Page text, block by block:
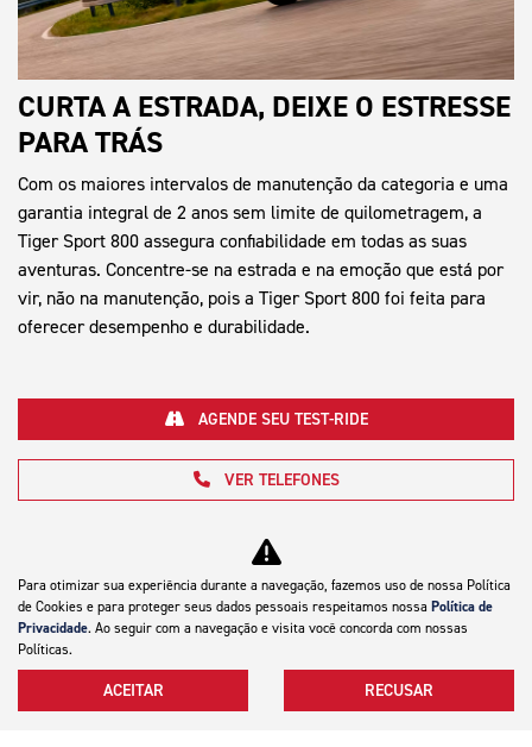
CURTA A ESTRADA, DEIXE O ESTRESSE
PARA TRÁS
Com os maiores intervalos de manutenção da categoria e uma
garantia integral de 2 anos sem limite de quilometragem, a
Tiger Sport 800 assegura confiabilidade em todas as suas
aventuras. Concentre-se na estrada e na emoção que está por
vir, não na manutenção, pois a Tiger Sport 800 foi feita para
oferecer desempenho e durabilidade.
VER TELEFONES
AGENDE SEU TEST-RIDE
Motocicletas
Para otimizar sua experiência durante a navegação, fazemos uso de nossa Política
de Cookies e para proteger seus dados pessoais respeitamos nossa Política de
Privacidade. Ao seguir com a navegação e visita você concorda com nossas
Políticas.
ACEITAR RECUSAR